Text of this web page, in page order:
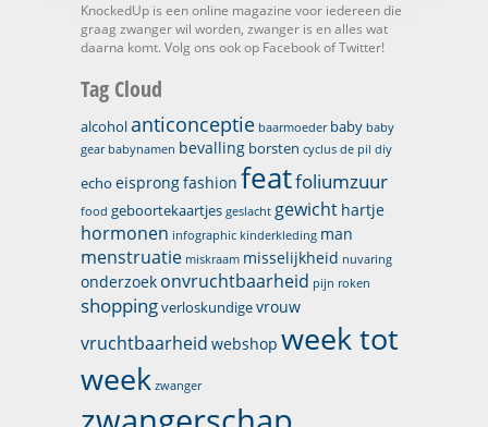
KnockedUp is een online magazine voor iedereen die
graag zwanger wil worden, zwanger is en alles wat
daarna komt. Volg ons ook op Facebook of Twitter!
Tag Cloud
alcoholanticonceptie baarmoeder baby baby
gear babynamen bevalling borsten cyclus de pil diy
echo eisprongfashion featfoliumzuur
food geboortekaartjes geslacht gewicht hartje
hormonen infographic kinderkleding man
menstruatie miskraam misselijkheid nuvaring
onderzoek onvruchtbaarheid pijn roken
shoppingverloskundigevrouw
vruchtbaarheid webshop week tot
week zwanger